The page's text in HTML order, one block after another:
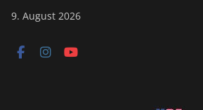
9. August 2026